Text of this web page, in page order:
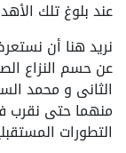
عند بلوغ تلك
نريد هنا أن
عن حسم النزاع
الثانى و محمد
منهما حتى نقرب
التطورات